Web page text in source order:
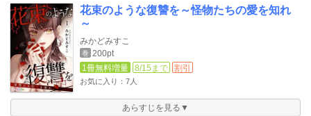
花束のような復讐を～怪物たちの愛を知れ
～
みかどみすこ
巻
200pt
1冊無料増量
8/15まで 割引
お気に入り：7人
あらすじを見る▼